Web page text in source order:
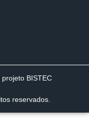
BISTEC
reservados.